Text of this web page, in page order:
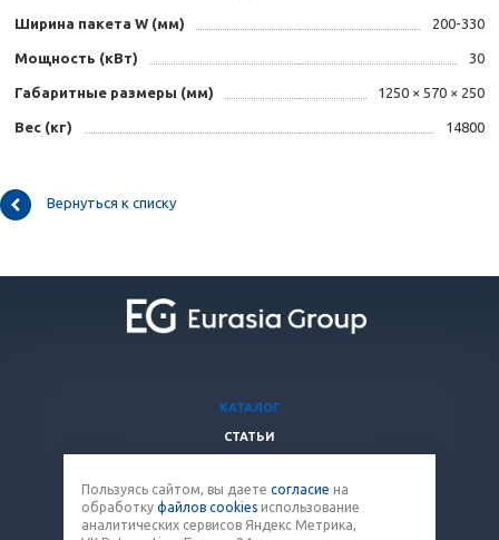
Ширина пакета W (мм) 200-330
Мощность (кВт) 30
Габаритные размеры (мм) 1250 × 570 × 250
Вес (кг) 14800
Вернуться к списку
КАТАЛОГ
СТАТЬИ
КОМПАНИЯ
КОНТАКТЫ
Пользуясь сайтом, вы даете согласие на
обработку файлов cookies использование
аналитических сервисов Яндекс Метрика,